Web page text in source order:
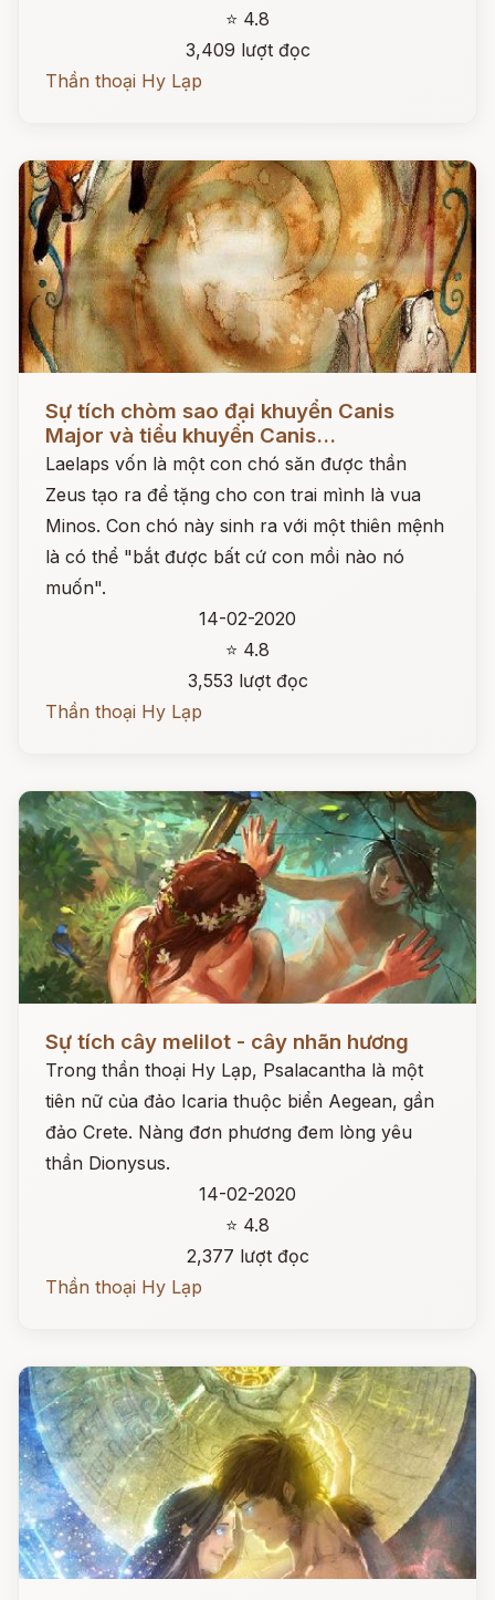
⭐ 4.8
3,409 lượt đọc
Thần thoại Hy Lạp
Sự tích chòm sao đại khuyển Canis
Major và tiểu khuyển Canis...
Laelaps vốn là một con chó săn được thần
Zeus tạo ra để tặng cho con trai mình là vua
Minos. Con chó này sinh ra với một thiên mệnh
là có thể "bắt được bất cứ con mồi nào nó
muốn".
14-02-2020
⭐ 4.8
3,553 lượt đọc
Thần thoại Hy Lạp
Sự tích cây melilot - cây nhãn hương
Trong thần thoại Hy Lạp, Psalacantha là một
tiên nữ của đảo Icaria thuộc biển Aegean, gần
đảo Crete. Nàng đơn phương đem lòng yêu
thần Dionysus.
14-02-2020
⭐ 4.8
2,377 lượt đọc
Thần thoại Hy Lạp